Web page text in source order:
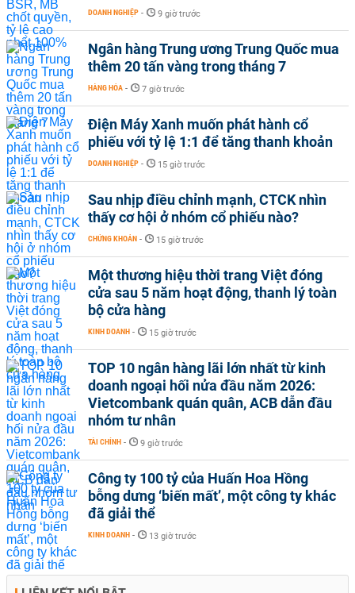
DOANH NGHIỆP - 9 giờ trước
Ngân hàng Trung ương Trung Quốc mua
thêm 20 tấn vàng trong tháng 7
HÀNG HÓA - 7 giờ trước
Điện Máy Xanh muốn phát hành cổ
phiếu với tỷ lệ 1:1 để tăng thanh khoản
DOANH NGHIỆP - 15 giờ trước
Sau nhịp điều chỉnh mạnh, CTCK nhìn
thấy cơ hội ở nhóm cổ phiếu nào?
CHỨNG KHOÁN - 15 giờ trước
Một thương hiệu thời trang Việt đóng
cửa sau 5 năm hoạt động, thanh lý toàn
bộ cửa hàng
KINH DOANH - 15 giờ trước
TOP 10 ngân hàng lãi lớn nhất từ kinh
doanh ngoại hối nửa đầu năm 2026:
Vietcombank quán quân, ACB dẫn đầu
nhóm tư nhân
TÀI CHÍNH - 9 giờ trước
Công ty 100 tỷ của Huấn Hoa Hồng
bỗng dưng ‘biến mất’, một công ty khác
đã giải thể
KINH DOANH - 13 giờ trước